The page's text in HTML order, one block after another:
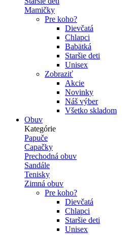
Mamičky
Pre koho?
Dievčatá
Chlapci
Babätká
Staršie deti
Unisex
Zobraziť
Akcie
Novinky
Náš výber
Všetko skladom
Obuv
Kategórie
Papuče
Capačky
Prechodná obuv
Sandále
Tenisky
Zimná obuv
Pre koho?
Dievčatá
Chlapci
Staršie deti
Unisex